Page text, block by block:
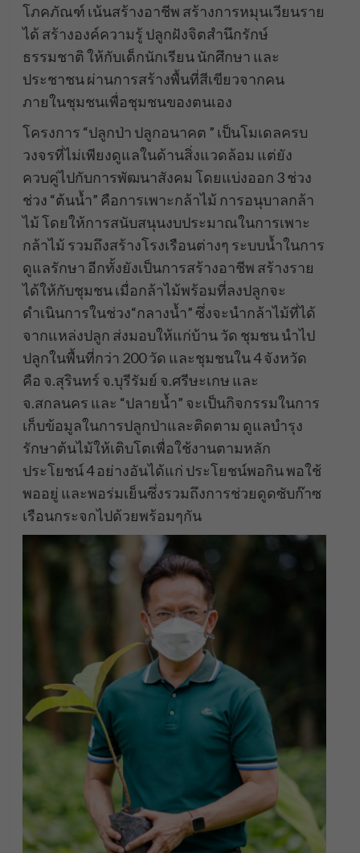
โภคภัณฑ์ เน้นสร้างอาชีพ สร้างการหมุนเวียนราย
ได้ สร้างองค์ความรู้ ปลูกฝังจิตสำนึกรักษ์
ธรรมชาติ ให้กับเด็กนักเรียน นักศึกษา และ
ประชาชน ผ่านการสร้างพื้นที่สีเขียวจากคน
ภายในชุมชนเพื่อชุมชนของตนเอง
โครงการ “ปลูกป่า ปลูกอนาคต ” เป็นโมเดลครบ
วงจรที่ไม่เพียงดูแลในด้านสิ่งแวดล้อม แต่ยัง
ควบคู่ไปกับการพัฒนาสังคม โดยแบ่งออก 3 ช่วง
ช่วง “ต้นน้ำ” คือการเพาะกล้าไม้ การอนุบาลกล้า
ไม้ โดยให้การสนับสนุนงบประมาณในการเพาะ
กล้าไม้ รวมถึงสร้างโรงเรือนต่างๆ ระบบน้ำในการ
ดูแลรักษา อีกทั้งยังเป็นการสร้างอาชีพ สร้างราย
ได้ให้กับชุมชน เมื่อกล้าไม้พร้อมที่ลงปลูกจะ
ดำเนินการในช่วง“กลางน้ำ” ซึ่งจะนำกล้าไม้​ที่ได้
จากแหล่งปลูก​ ส่งมอบให้แก่บ้าน วัด ชุมชน นำไป
ปลูกในพื้นที่กว่า 200 วัด และชุมชนใน 4 จังหวัด
คือ จ.สุรินทร์ จ.บุรีรัมย์ จ.ศรีษะเกษ และ
จ.สกลนคร และ “ปลายน้ำ” จะเป็นกิจกรรมในการ
เก็บข้อมูลในการปลูกป่าและติดตาม ดูแลบำรุง
รักษาต้นไม้ให้เติบโตเพื่อใช้งานตามหลัก
ประโยชน์​ 4​ อย่างอันได้แก่​ ประโยชน์​พอกิน​ พอใช้​
พออยู่​ และพอร่มเย็น​ซึ่งรวมถึงการช่วยดูดซับก๊าซ
เรือนกระจกไปด้วยพร้อมๆกัน